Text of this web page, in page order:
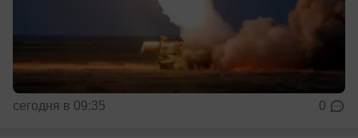
сегодня в 09:35 0